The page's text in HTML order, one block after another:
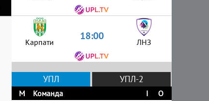
Карпати 18:00 ЛНЗ
УПЛ УПЛ-2
М Команда І
О